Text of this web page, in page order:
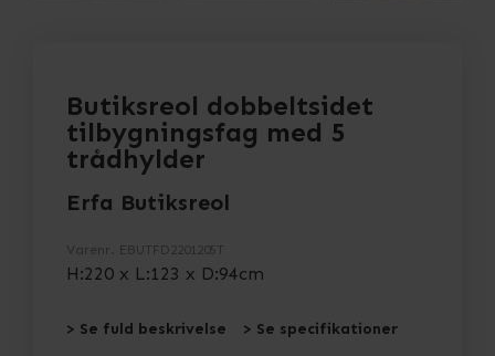
Butiksreol dobbeltsidet
tilbygningsfag med 5
trådhylder
Erfa Butiksreol
Varenr. EBUTFD2201205T
H:220 x L:123 x D:94cm
> Se fuld beskrivelse > Se specifikationer